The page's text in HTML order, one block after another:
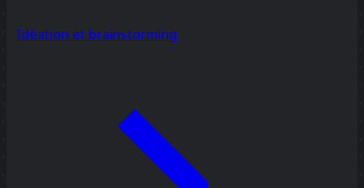
Idéation et brainstorming